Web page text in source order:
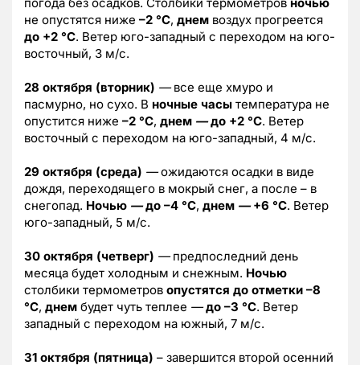
не опустятся ниже –2 °C, днем воздух прогреется
до +2 °C. Ветер юго-западный с переходом на юго-
восточный, 3 м/с.
28 октября (вторник) —все еще хмуро и
пасмурно, но сухо. В ночные часы температура не
опустится ниже –2 °C, днем —до +2 °C. Ветер
восточный с переходом на юго-западный, 4 м/с.
29 октября (среда) —ожидаются осадки в виде
дождя, переходящего в мокрый снег, а после – в
снегопад. Ночью —до –4 °C, днем —+6 °C. Ветер
юго-западный, 5 м/с.
30 октября (четверг) —предпоследний день
месяца будет холодным и снежным. Ночью
столбики термометров опустятся до отметки –8
°C, днем будет чуть теплее — до –3 °C. Ветер
западный с переходом на южный, 7 м/с.
31 октября (пятница) – завершится второй осенний